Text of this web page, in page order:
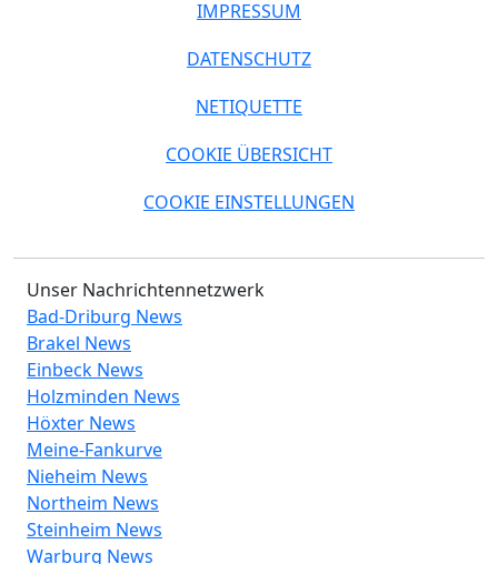
IMPRESSUM
DATENSCHUTZ
NETIQUETTE
COOKIE ÜBERSICHT
COOKIE EINSTELLUNGEN
Unser Nachrichtennetzwerk
Bad-Driburg News
Brakel News
Einbeck News
Holzminden News
Höxter News
Meine-Fankurve
Nieheim News
Northeim News
Steinheim News
Warburg News